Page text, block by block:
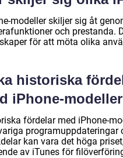
modeller skiljer sig åt
och prestanda.
för att möta olika
historiska
iPhone-
fördelar med iPhone-
programuppdateringar
kan vara det höga
av iTunes för